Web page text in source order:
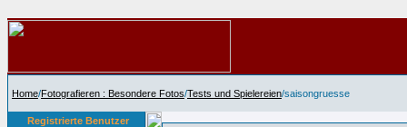
Home/Fotografieren : Besondere Fotos/Tests und Spielereien/saisongruesse
Registrierte Benutzer